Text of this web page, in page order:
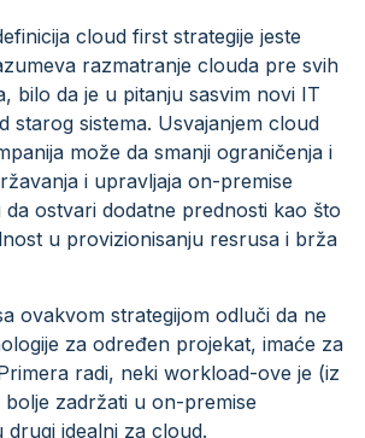
cloud first strategije jeste
razmatranje clouda pre svih
bilo da je u pitanju sasvim novi IT
starog sistema. Usvajanjem cloud
može da smanji ograničenja i
i upravljaja on-premise
da ostvari dodatne prednosti kao što
u provizionisanju resrusa i brža
ovakvom strategijom odluči da ne
za određen projekat, imaće za
radi, neki workload-ove je (iz
zadržati u on-premise
idealni za cloud.